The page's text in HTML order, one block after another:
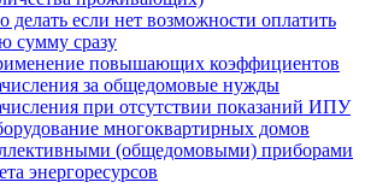
делать если нет возможности оплатить
сумму сразу
повышающих коэффициентов
за общедомовые нужды
при отсутствии показаний ИПУ
многоквартирных домов
(общедомовыми) приборами
энергоресурсов